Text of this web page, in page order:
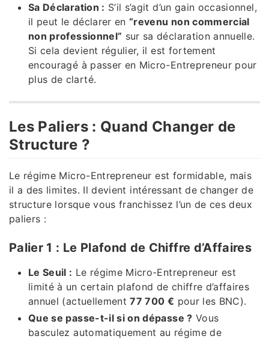
Sa Déclaration : S’il s’agit d’un gain occasionnel,
il peut le déclarer en“revenu non commercial
non professionnel” sur sa déclaration annuelle.
Si cela devient régulier, il est fortement
encouragé à passer en Micro-Entrepreneur pour
plus de clarté.
Les Paliers : Quand Changer de
Structure ?
Le régime Micro-Entrepreneur est formidable, mais
il a des limites. Il devient intéressant de changer de
structure lorsque vous franchissez l’un de ces deux
paliers :
Palier 1 : Le Plafond de Chiffre d’Affaires
Le Seuil : Le régime Micro-Entrepreneur est
limité à un certain plafond de chiffre d’affaires
annuel (actuellement77 700 € pour les BNC).
Que se passe-t-il si on dépasse ? Vous
basculez automatiquement au régime de